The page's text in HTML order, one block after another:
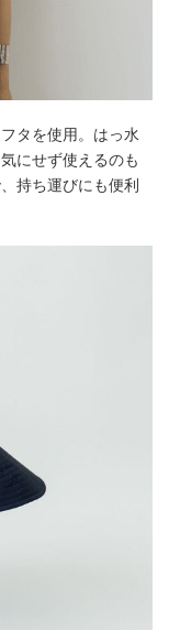
タを使用。はっ水
にせず使えるのも
持ち運びにも便利